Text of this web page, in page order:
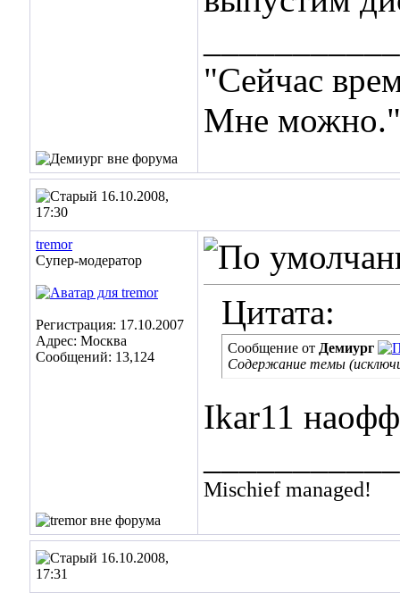
"Сейчас
Мне можно."
16.10.2008,
17:30
tremor
Супер-модератор
Регистрация: 17.10.2007
Адрес: Москва
Сообщений: 13,124
Цитата:
Сообщение от Демиург
Содержание темы
Ikar11
Mischief managed!
16.10.2008,
17:31